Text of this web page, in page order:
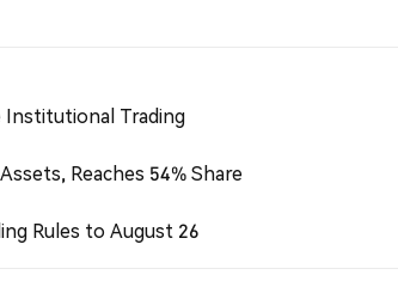
Institutional Trading
Reaches 54% Share
Rules to August 26